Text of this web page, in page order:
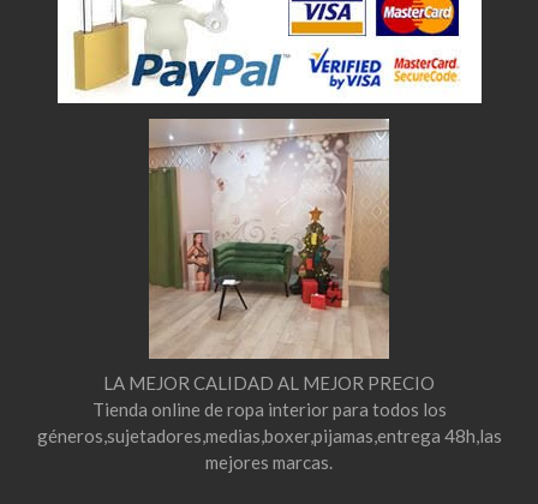
LA MEJOR CALIDAD AL MEJOR PRECIO
Tienda online de ropa interior para todos los
géneros,sujetadores,medias,boxer,pijamas,entrega 48h,las
mejores marcas.